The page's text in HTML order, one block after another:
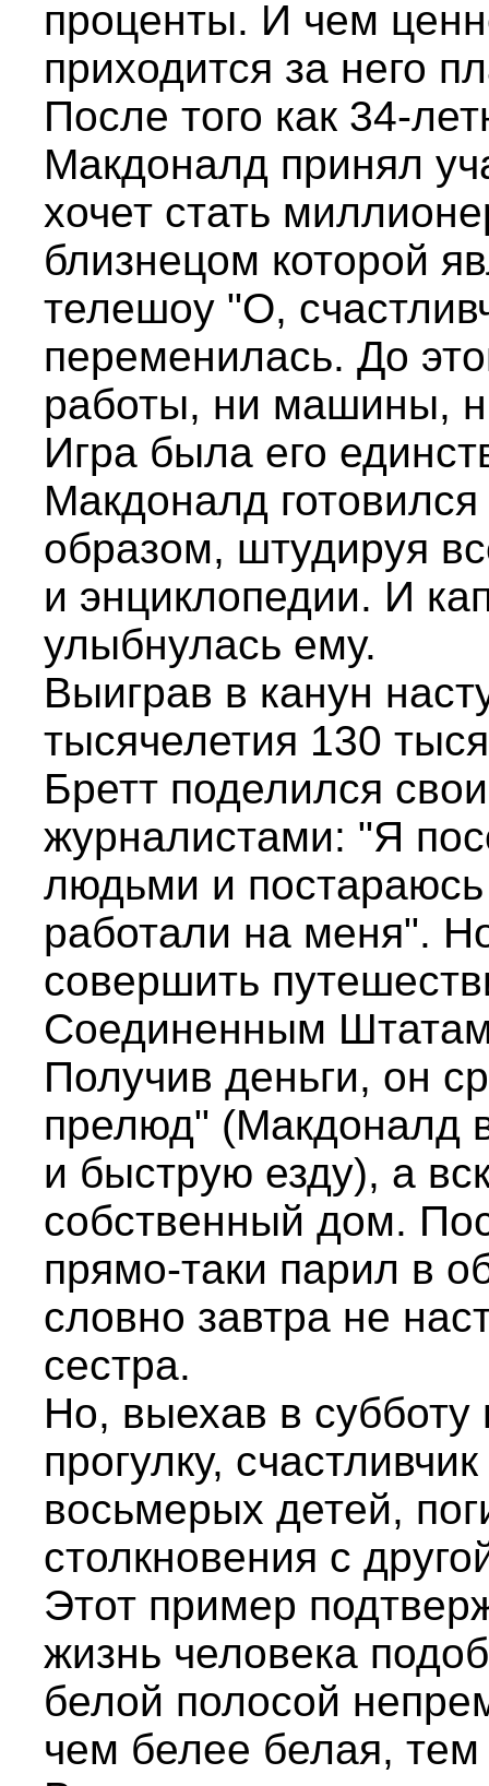
проценты. И чем
приходится за него
После того как 34-
Макдоналд принял
хочет стать
близнецом которой
телешоу "О,
переменилась. До
работы, ни машины,
Игра была его
Макдоналд
образом, штудируя
и энциклопедии. И
улыбнулась ему.
Выиграв в канун
тысячелетия 130
Бретт поделился
журналистами: "Я
людьми и постараюсь
работали на меня".
совершить
Соединенным
Получив деньги, он
прелюд" (Макдоналд
и быструю езду), а
собственный дом.
прямо-таки парил в
словно завтра не
сестра.
Но, выехав в
прогулку,
восьмерых детей,
столкновения с
Этот пример
жизнь человека
белой полосой
чем белее белая,